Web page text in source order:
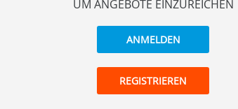
UM ANGEBOTE EINZUREICHEN
ANMELDEN
REGISTRIEREN